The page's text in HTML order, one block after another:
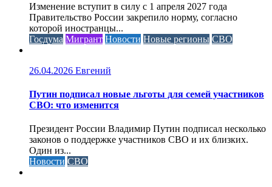
Изменение вступит в силу с 1 апреля 2027 года
Правительство России закрепило норму, согласно
которой иностранцы...
Госдума Мигрант Новости Новые регионы СВО
26.04.2026 Евгений
Путин подписал новые льготы для семей участников
СВО: что изменится
Президент России Владимир Путин подписал несколько
законов о поддержке участников СВО и их близких.
Один из...
Новости СВО